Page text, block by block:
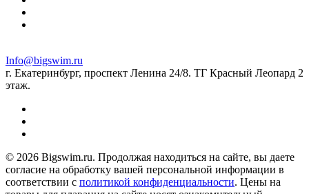
Info@bigswim.ru
г. Екатеринбург, проспект Ленина 24/8. ТГ Красный Леопард 2
этаж.
© 2026 Bigswim.ru. Продолжая находиться на сайте, вы даете
согласие на обработку вашей персональной информации в
соответствии с политикой конфиденциальности. Цены на